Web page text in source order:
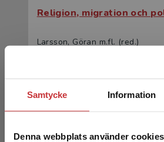
Samtycke Information
Denna webbplats använder cookies
Religion, migration och
Larsson, Göran m.fl. (red.)